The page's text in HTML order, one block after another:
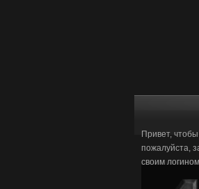
Привет,
пожалуйста,
своим логином